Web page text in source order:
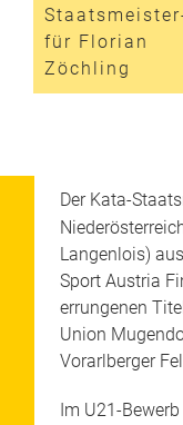
für Florian
Zöchling
Der Kata-
Langenlois)
Sport Austria
errungenen
Union
Vorarlberger
Im U21-